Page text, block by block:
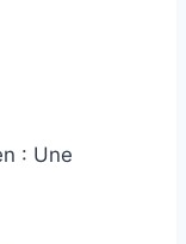
: Une